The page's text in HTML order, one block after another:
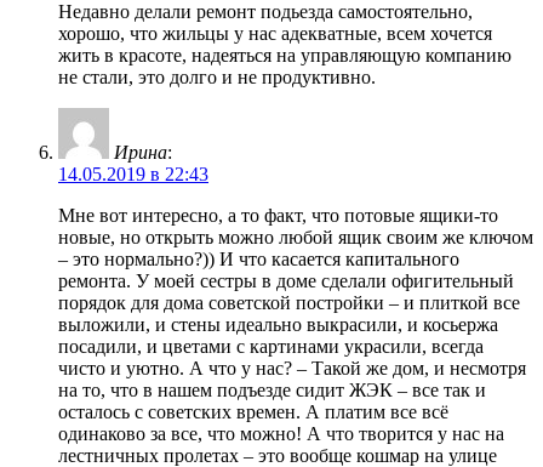
Недавно делали ремонт подьезда самостоятельно,
хорошо, что жильцы у нас адекватные, всем хочется
жить в красоте, надеяться на управляющую компанию
не стали, это долго и не продуктивно.
Ирина:
14.05.2019 в 22:43
Мне вот интересно, а то факт, что потовые ящики-то
новые, но открыть можно любой ящик своим же ключом
– это нормально?)) И что касается капитального
ремонта. У моей сестры в доме сделали офигительный
порядок для дома советской постройки – и плиткой все
выложили, и стены идеально выкрасили, и косьержа
посадили, и цветами с картинами украсили, всегда
чисто и уютно. А что у нас? – Такой же дом, и несмотря
на то, что в нашем подъезде сидит ЖЭК – все так и
осталось с советских времен. А платим все всё
одинаково за все, что можно! А что творится у нас на
лестничных пролетах – это вообще кошмар на улице